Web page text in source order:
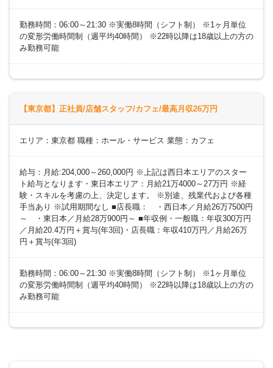
勤務時間：06:00～21:30 ※実働8時間（シフト制） ※1ヶ月単位
の変形労働時間制（週平均40時間） ※22時以降は18歳以上の方の
み勤務可能
【東京都】正社員/店舗スタッフ/カフェ/最高月収26万円
エリア：東京都 職種：ホール・サービス 業態：カフェ
給与：月給:204,000～260,000円 ※上記は西日本エリアのスター
ト給与となります・東日本エリア：月給21万4000～27万円 ※経
験・スキルを考慮の上、決定します。 ※別途、残業代および各種
手当あり ※試用期間なし ■店長職： ・西日本／月給26万7500円
～ ・東日本／月給28万900円～ ■年収例・一般職：年収300万円
／月給20.4万円＋賞与(年3回)・店長職：年収410万円／月給26万
円＋賞与(年3回)
勤務時間：06:00～21:30 ※実働8時間（シフト制） ※1ヶ月単位
の変形労働時間制（週平均40時間） ※22時以降は18歳以上の方の
み勤務可能